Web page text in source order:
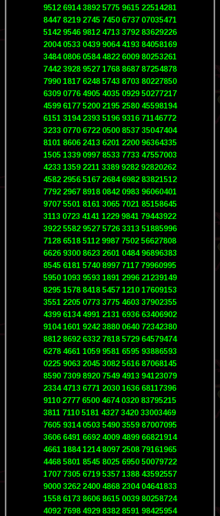
9512 6914 3892 5775 9615 22514281
8447 8219 2745 7450 6737 07035471
5142 9546 9812 4713 3792 83629226
2004 0533 0439 9064 4193 84058169
3484 0806 0584 4822 6009 80253261
7442 3928 9527 1768 8687 87254878
7990 1817 6248 5743 8703 80227850
6309 0776 4905 4035 0929 50277217
4599 6177 5200 2195 2580 45598194
6151 3194 2393 5196 9316 71146772
3233 0770 6722 0500 8537 35047404
8101 8606 2413 6201 2200 96364335
1505 1339 0997 8533 7733 47557003
4233 1359 2211 3389 9282 92820262
4582 2956 5167 2684 6982 83821512
7792 2967 8918 0842 0983 96060401
9707 5501 8161 3065 7021 85158645
3113 0723 4141 1229 9841 79443922
3922 5582 9527 5726 3313 51885996
7128 6518 5112 9987 7502 56627808
6626 9300 8623 2601 0484 96896383
8545 6181 5740 8997 7117 79960995
5950 1093 9593 1891 2996 21239149
8295 1578 8418 5457 1210 17609153
3551 2205 0773 3775 4603 37902355
4399 6134 4991 2131 6936 63406902
9104 1601 9242 3880 0640 72342380
8812 8692 6332 7818 5729 64579474
6278 4661 1059 9581 6595 93886593
0225 9063 2045 3082 5616 87068145
8590 7309 8920 7549 4913 94123079
2334 4713 6771 2030 1636 68117396
9110 2777 6500 4674 0320 83795215
3811 7110 5181 4327 3420 33003469
7605 9314 0503 5490 3559 87007095
3606 6491 6692 4009 4899 66821914
4661 1884 1214 8097 2508 79161965
4468 5801 8545 8025 6950 50079722
1707 7305 6719 5357 1388 43592557
9000 3262 2400 4868 2304 04641833
1558 6173 8606 8615 0039 80258724
4092 7698 4929 8382 8591 98425954